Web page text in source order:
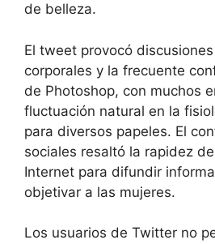
de belleza.
El tweet provocó
corporales y la frecuente
de Photoshop, con muchos
fluctuación natural en la
para diversos papeles. El
sociales resaltó la rapidez
Internet para difundir
objetivar a las mujeres.
Los usuarios de Twitter no